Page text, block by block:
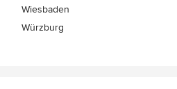
Wiesbaden
Würzburg